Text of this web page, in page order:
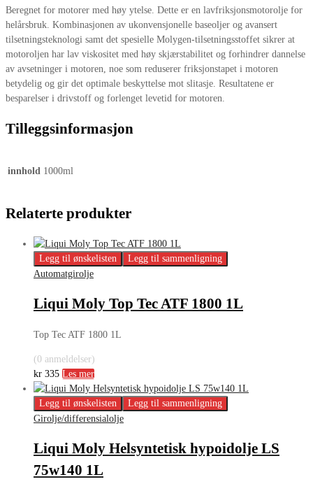
Beregnet for motorer med høy ytelse. Dette er en lavfriksjonsmotorolje for
helårsbruk. Kombinasjonen av ukonvensjonelle baseoljer og avansert
tilsetningsteknologi samt det spesielle Molygen-tilsetningsstoffet sikrer at
motoroljen har lav viskositet med høy skjærstabilitet og forhindrer dannelse
av avsetninger i motoren, noe som reduserer friksjonstapet i motoren
betydelig og gir det optimale beskyttelse mot slitasje. Resultatene er
besparelser i drivstoff og forlenget levetid for motoren.
Tilleggsinformasjon
innhold 1000ml
Relaterte produkter
Legg til ønskelisten
Legg til sammenligning
Automatgirolje
Liqui Moly Top Tec ATF 1800 1L
Top Tec ATF 1800 1L
(0 anmeldelser)
kr 335 Les mer
Legg til ønskelisten
Legg til sammenligning
Girolje/differensialolje
Liqui Moly Helsyntetisk hypoidolje LS
75w140 1L